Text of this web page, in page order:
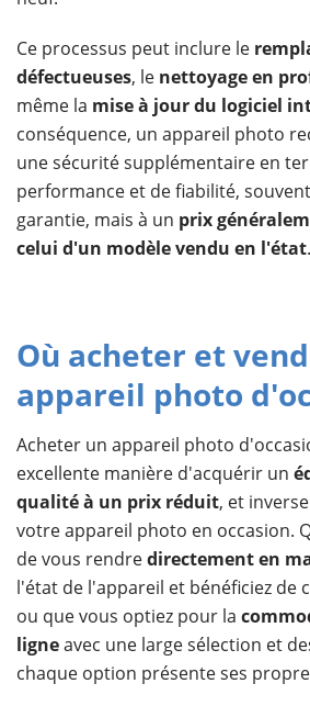
Ce processus peut inclure le
défectueuses, le nettoyage en
même la mise à jour du logiciel
conséquence, un appareil photo
une sécurité supplémentaire en
performance et de fiabilité,
garantie, mais à un prix
celui d'un modèle vendu en l'état.
Où acheter et
appareil photo
Acheter un appareil photo
excellente manière d'acquérir un
qualité à un prix réduit, et
votre appareil photo en occasion.
de vous rendredirectement en
l'état de l'appareil et bénéficiez de
ou que vous optiez pour la
ligneavec une large sélection et
chaque option présente ses